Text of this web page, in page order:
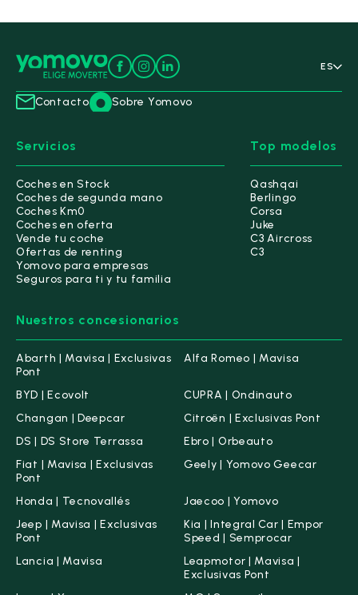
ES
Contacto Sobre Yomovo
Servicios
Coches en Stock
Coches de segunda mano
Coches Km0
Coches en oferta
Vende tu coche
Ofertas de renting
Yomovo para empresas
Seguros para ti y tu familia
Top modelos
Qashqai
Berlingo
Corsa
Juke
C3 Aircross
C3
Nuestros concesionarios
Abarth | Mavisa | Exclusivas
Pont
Alfa Romeo | Mavisa
BYD | Ecovolt
CUPRA | Ondinauto
Changan | Deepcar
Citroën | Exclusivas Pont
DS | DS Store Terrassa
Ebro | Orbeauto
Fiat | Mavisa | Exclusivas
Pont
Geely | Yomovo Geecar
Honda | Tecnovallés
Jaecoo | Yomovo
Jeep | Mavisa | Exclusivas
Pont
Kia | Integral Car | Empor
Speed | Semprocar
Lancia | Mavisa
Leapmotor | Mavisa |
Exclusivas Pont